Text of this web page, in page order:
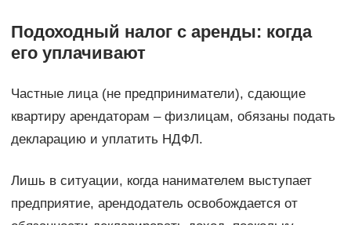
Подоходный налог с аренды: когда
его уплачивают
Частные лица (не предприниматели), сдающие
квартиру арендаторам – физлицам, обязаны подать
декларацию и уплатить НДФЛ.
Лишь в ситуации, когда нанимателем выступает
предприятие, арендодатель освобождается от